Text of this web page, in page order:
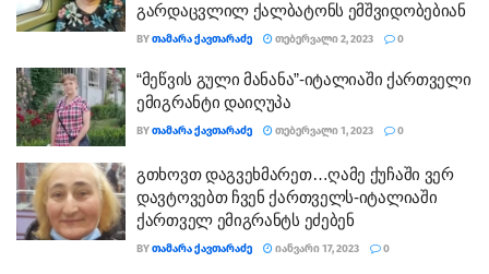
გარდაცვლილ ქალბატონს ემშვიდობებიან
BYᲗᲐᲛᲐᲠᲐ ᲥᲐᲕᲗᲐᲠᲐᲫᲔ ᲗᲔᲑᲔᲠᲕᲐᲚᲘ 2, 2023 0
“მეწვის გული მანანა”-იტალიაში ქართველი
ემიგრანტი დაიღუპა
BYᲗᲐᲛᲐᲠᲐ ᲥᲐᲕᲗᲐᲠᲐᲫᲔ ᲗᲔᲑᲔᲠᲕᲐᲚᲘ 1, 2023 0
გთხოვთ დაგვეხმარეთ…ღამე ქუჩაში ვერ
დავტოვებთ ჩვენ ქართველს-იტალიაში
ქართველ ემიგრანტს ეძებენ
BYᲗᲐᲛᲐᲠᲐ ᲥᲐᲕᲗᲐᲠᲐᲫᲔ ᲘᲐᲜᲕᲐᲠᲘ 17, 2023 0